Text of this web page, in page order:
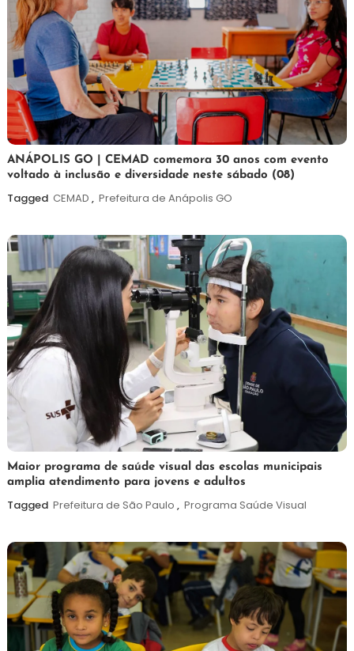
7
de
agosto
Maurilio
ANÁPOLIS GO | CEMAD comemora 30 anos com evento
voltado à inclusão e diversidade neste sábado (08)
Tagged CEMAD , Prefeitura de Anápolis GO
7
de
agosto
Maurilio
Maior programa de saúde visual das escolas municipais
amplia atendimento para jovens e adultos
Tagged Prefeitura de São Paulo , Programa Saúde Visual